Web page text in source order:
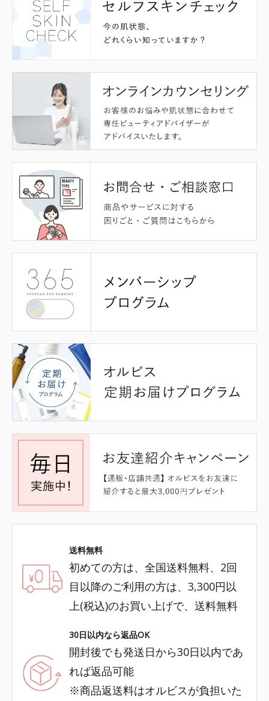
送料無料
初めての方は、全国送料無料、2回
目以降のご利用の方は、3,300円以
上(税込)のお買い上げで、送料無料
30日以内なら返品OK
開封後でも発送日から30日以内であ
れば返品可能
※商品返送料はオルビスが負担いた